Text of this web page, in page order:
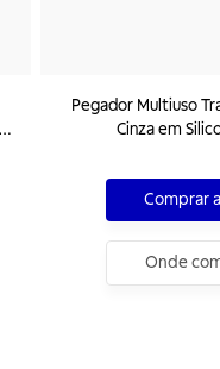
Pegador Multiuso
Cinza em
Comprar
Onde